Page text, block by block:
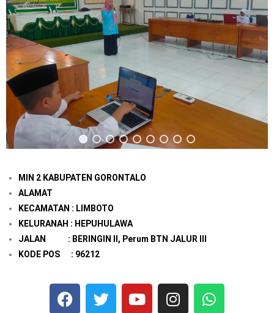
MIN 2 KABUPATEN GORONTALO
ALAMAT
KECAMATAN : LIMBOTO
KELURANAH : HEPUHULAWA
JALAN : BERINGIN II, Perum BTN JALUR III
KODE POS : 96212